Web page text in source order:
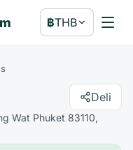
฿THB
Deli
Wat Phuket 83110,